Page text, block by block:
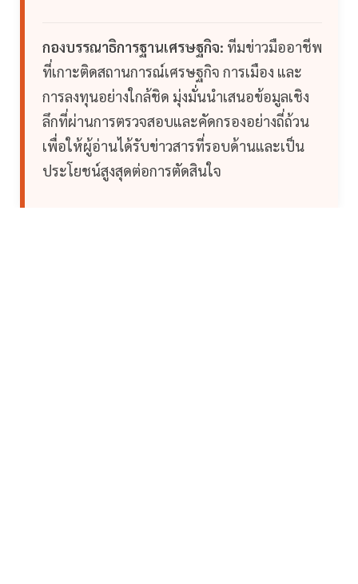
กองบรรณาธิการฐานเศรษฐกิจ: ทีมข่าวมืออาชีพ
ที่เกาะติดสถานการณ์เศรษฐกิจ การเมือง และ
การลงทุนอย่างใกล้ชิด มุ่งมั่นนำเสนอข้อมูลเชิง
ลึกที่ผ่านการตรวจสอบและคัดกรองอย่างถี่ถ้วน
เพื่อให้ผู้อ่านได้รับข่าวสารที่รอบด้านและเป็น
ประโยชน์สูงสุดต่อการตัดสินใจ